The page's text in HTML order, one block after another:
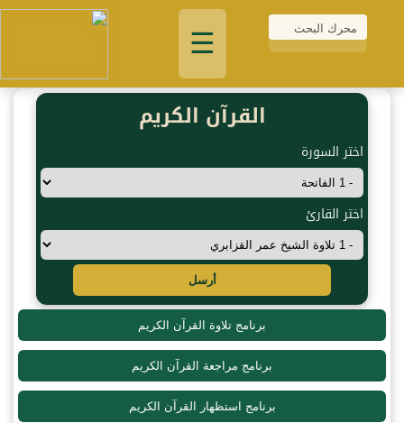
☰
القرآن الكريم
اختر السورة
اختر القارئ
أرسل
برنامج تلاوة القرآن الكريم
برنامج مراجعة القرآن الكريم
برنامج استظهار القرآن الكريم